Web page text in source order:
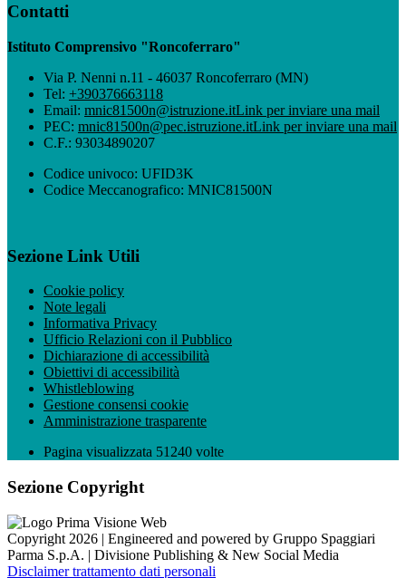
Contatti
Istituto Comprensivo "Roncoferraro"
Via P. Nenni n.11 - 46037 Roncoferraro (MN)
Tel: +390376663118
Email: mnic81500n@istruzione.itLink per inviare una mail
PEC: mnic81500n@pec.istruzione.itLink per inviare una mail
C.F.: 93034890207
Codice univoco: UFID3K
Codice Meccanografico: MNIC81500N
Sezione Link Utili
Cookie policy
Note legali
Informativa Privacy
Ufficio Relazioni con il Pubblico
Dichiarazione di accessibilità
Obiettivi di accessibilità
Whistleblowing
Gestione consensi cookie
Amministrazione trasparente
Pagina visualizzata 51240 volte
Sezione Copyright
Copyright 2026 | Engineered and powered by Gruppo Spaggiari
Parma S.p.A. | Divisione Publishing & New Social Media
Disclaimer trattamento dati personali